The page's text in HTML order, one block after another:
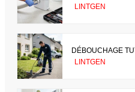
LINTGEN
DÉBOUCHAGE
LINTGEN